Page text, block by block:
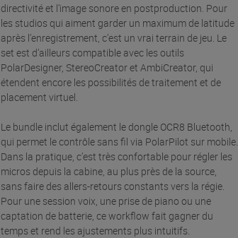
directivité et l’image sonore en postproduction. Pour
les studios qui aiment garder un maximum de latitude
après l’enregistrement, c’est un vrai terrain de jeu. Le
set est d’ailleurs compatible avec les outils
PolarDesigner, StereoCreator et AmbiCreator, qui
étendent encore les possibilités de traitement et de
placement virtuel.
Le bundle inclut également le dongle OCR8 Bluetooth,
qui permet le contrôle sans fil via PolarPilot sur mobile.
Dans la pratique, c’est très confortable pour régler les
micros depuis la cabine, au plus près de la source,
sans faire des allers-retours constants vers la régie.
Pour une session voix, une prise de piano ou une
captation de batterie, ce workflow fait gagner du
temps et rend les ajustements plus intuitifs.